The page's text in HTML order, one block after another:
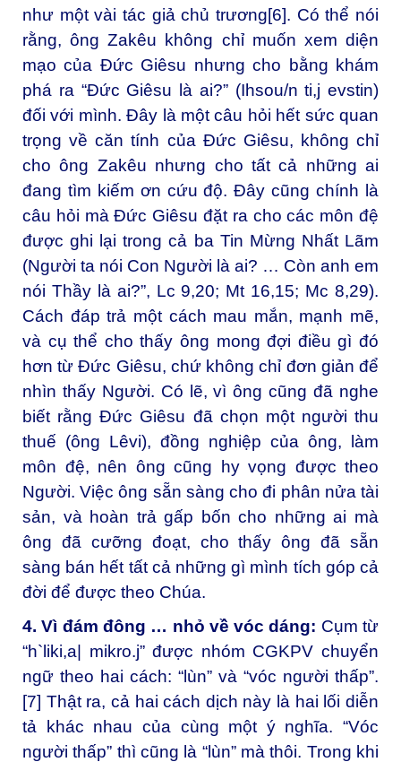
như một vài tác giả chủ trương[6]. Có thể nói
rằng, ông Zakêu không chỉ muốn xem diện
mạo của Đức Giêsu nhưng cho bằng khám
phá ra “Đức Giêsu là ai?” (Ihsou/n ti,j evstin)
đối với mình. Đây là một câu hỏi hết sức quan
trọng về căn tính của Đức Giêsu, không chỉ
cho ông Zakêu nhưng cho tất cả những ai
đang tìm kiếm ơn cứu độ. Đây cũng chính là
câu hỏi mà Đức Giêsu đặt ra cho các môn đệ
được ghi lại trong cả ba Tin Mừng Nhất Lãm
(Người ta nói Con Người là ai? … Còn anh em
nói Thầy là ai?”, Lc 9,20; Mt 16,15; Mc 8,29).
Cách đáp trả một cách mau mắn, mạnh mẽ,
và cụ thể cho thấy ông mong đợi điều gì đó
hơn từ Đức Giêsu, chứ không chỉ đơn giản để
nhìn thấy Người. Có lẽ, vì ông cũng đã nghe
biết rằng Đức Giêsu đã chọn một người thu
thuế (ông Lêvi), đồng nghiệp của ông, làm
môn đệ, nên ông cũng hy vọng được theo
Người. Việc ông sẵn sàng cho đi phân nửa tài
sản, và hoàn trả gấp bốn cho những ai mà
ông đã cưỡng đoạt, cho thấy ông đã sẵn
sàng bán hết tất cả những gì mình tích góp cả
đời để được theo Chúa.
4. Vì đám đông … nhỏ về vóc dáng: Cụm từ
“h`liki,a| mikro.j” được nhóm CGKPV chuyển
ngữ theo hai cách: “lùn” và “vóc người thấp”.
[7] Thật ra, cả hai cách dịch này là hai lối diễn
tả khác nhau của cùng một ý nghĩa. “Vóc
người thấp” thì cũng là “lùn” mà thôi. Trong khi